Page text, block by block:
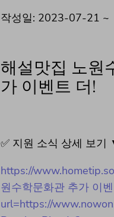
작성일: 2023-07-21 ~
해설맛집 노원
가 이벤트 더!
✅ 지원 소식 상세 보기
https://
원수학문화관 추가 이
url=https://